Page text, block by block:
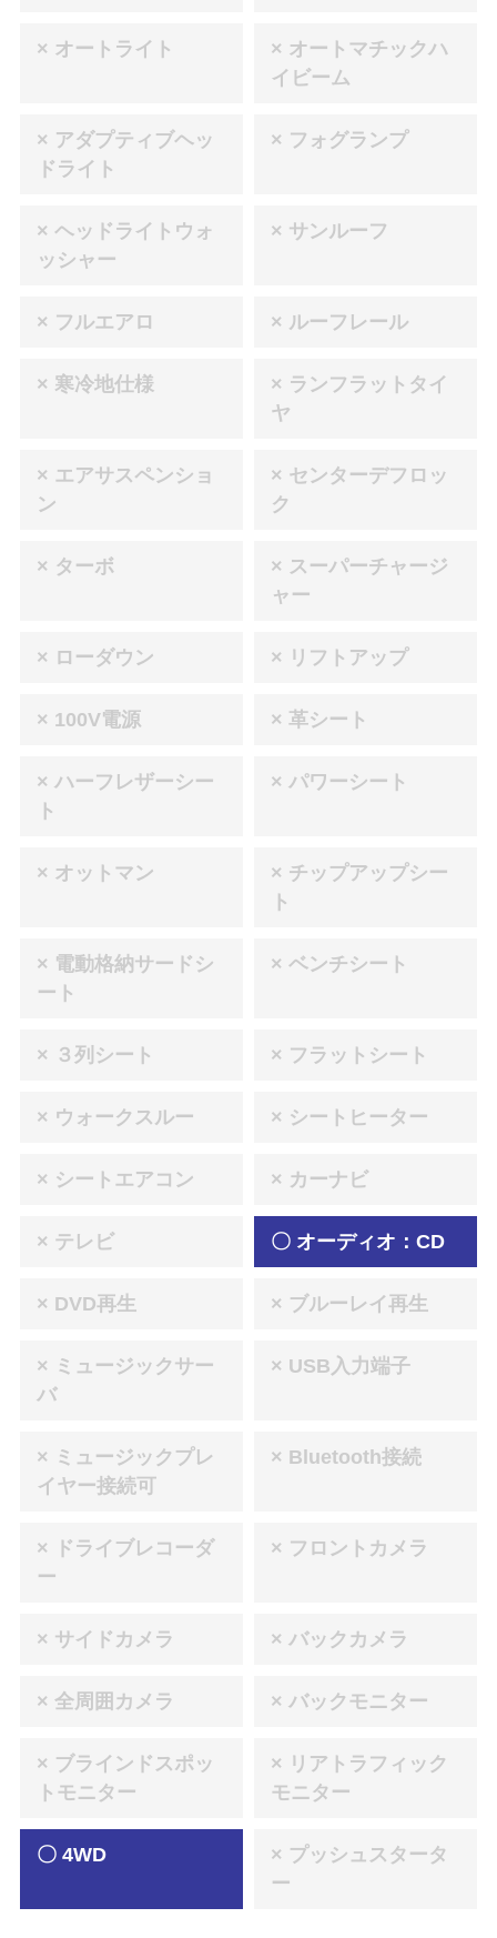
× オートライト
× オートマチックハ
イビーム
× アダプティブヘッ
ドライト
× フォグランプ
× ヘッドライトウォ
ッシャー
× サンルーフ
× フルエアロ × ルーフレール
× 寒冷地仕様
× ランフラットタイ
ヤ
× エアサスペンショ
ン
× センターデフロッ
ク
× ターボ
× スーパーチャージ
ャー
× ローダウン × リフトアップ
× 100V電源 × 革シート
× ハーフレザーシー
ト
× パワーシート
× オットマン
× チップアップシー
ト
× 電動格納サードシ
ート
× ベンチシート
× ３列シート × フラットシート
× ウォークスルー × シートヒーター
× シートエアコン × カーナビ
× テレビ 〇 オーディオ：CD
× DVD再生 × ブルーレイ再生
× ミュージックサー
バ
× USB入力端子
× ミュージックプレ
イヤー接続可
× Bluetooth接続
× ドライブレコーダ
ー
× フロントカメラ
× サイドカメラ × バックカメラ
× 全周囲カメラ × バックモニター
× ブラインドスポッ
トモニター
× リアトラフィック
モニター
〇 4WD
× プッシュスタータ
ー